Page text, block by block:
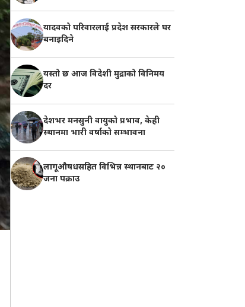
यादवको परिवारलाई प्रदेश सरकारले घर
बनाइदिने
यस्तो छ आज विदेशी मुद्राको विनिमय
दर
देशभर मनसुनी वायुको प्रभाव, केही
स्थानमा भारी वर्षाको सम्भावना
लागूऔषधसहित विभिन्न स्थानबाट २०
जना पक्राउ